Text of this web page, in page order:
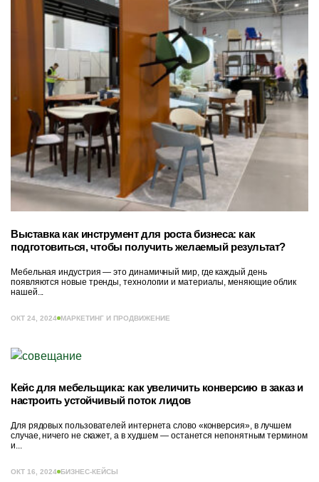
Выставка как инструмент для роста бизнеса: как
подготовиться, чтобы получить желаемый результат?
Мебельная индустрия — это динамичный мир, где каждый день
появляются новые тренды, технологии и материалы, меняющие облик
нашей...
ОКТ 24, 2024 МАРКЕТИНГ И ПРОДВИЖЕНИЕ
Кейс для мебельщика: как увеличить конверсию в заказ и
настроить устойчивый поток лидов
Для рядовых пользователей интернета слово «конверсия», в лучшем
случае, ничего не скажет, а в худшем — останется непонятным термином
и...
ОКТ 16, 2024 БИЗНЕС-КЕЙСЫ